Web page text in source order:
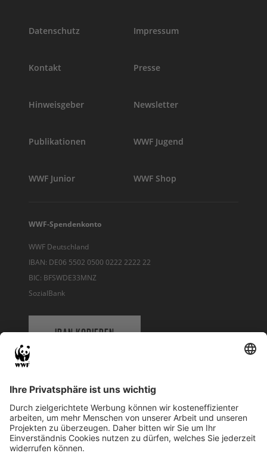
Datenschutz Impressum
Kontakt Presse
Hinweisgeber Newsletter
Publikationen WWF Jugend
WWF Junior WWF Shop
WWF-Spendenkonto
WWF Deutschland
IBAN: DE06 5502 0500 0222 2222 22
BIC: BFSWDE33MNZ
SozialBank
IBAN KOPIEREN
WWF Deutschland
Reinhardtstr. 18